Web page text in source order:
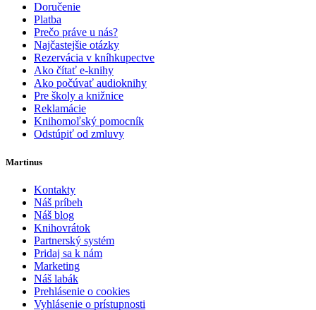
Doručenie
Platba
Prečo práve u nás?
Najčastejšie otázky
Rezervácia v kníhkupectve
Ako čítať e-knihy
Ako počúvať audioknihy
Pre školy a knižnice
Reklamácie
Knihomoľský pomocník
Odstúpiť od zmluvy
Martinus
Kontakty
Náš príbeh
Náš blog
Knihovrátok
Partnerský systém
Pridaj sa k nám
Marketing
Náš labák
Prehlásenie o cookies
Vyhlásenie o prístupnosti